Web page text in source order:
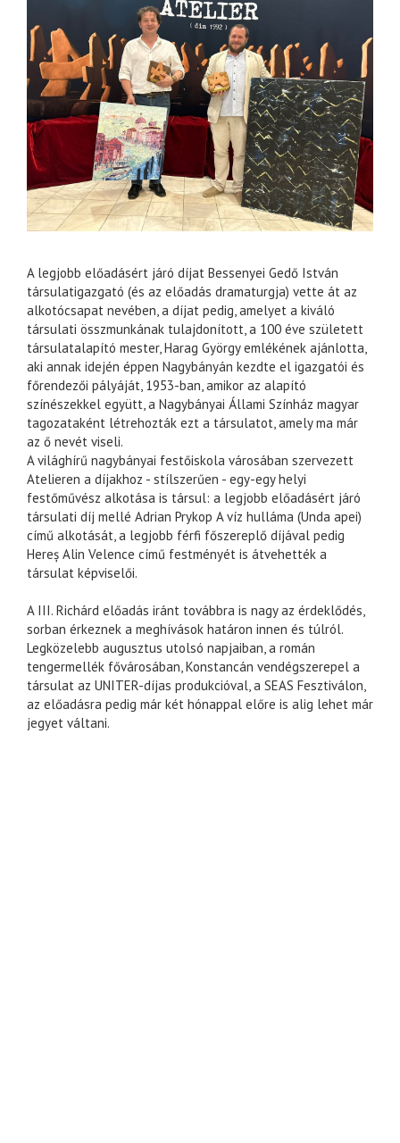
A legjobb előadásért járó díjat Bessenyei Gedő István
társulatigazgató (és az előadás dramaturgja) vette át az
alkotócsapat nevében, a díjat pedig, amelyet a kiváló
társulati összmunkának tulajdonított, a 100 éve született
társulatalapító mester, Harag György emlékének ajánlotta,
aki annak idején éppen Nagybányán kezdte el igazgatói és
főrendezői pályáját, 1953-ban, amikor az alapító
színészekkel együtt, a Nagybányai Állami Színház magyar
tagozataként létrehozták ezt a társulatot, amely ma már
az ő nevét viseli.
A világhírű nagybányai festőiskola városában szervezett
Atelieren a díjakhoz - stílszerűen - egy-egy helyi
festőművész alkotása is társul: a legjobb előadásért járó
társulati díj mellé Adrian Prykop A víz hulláma (Unda apei)
című alkotását, a legjobb férfi főszereplő díjával pedig
Hereș Alin Velence című festményét is átvehették a
társulat képviselői.
A III. Richárd előadás iránt továbbra is nagy az érdeklődés,
sorban érkeznek a meghívások határon innen és túlról.
Legközelebb augusztus utolsó napjaiban, a román
tengermellék fővárosában, Konstancán vendégszerepel a
társulat az UNITER-díjas produkcióval, a SEAS Fesztiválon,
az előadásra pedig már két hónappal előre is alig lehet már
jegyet váltani.